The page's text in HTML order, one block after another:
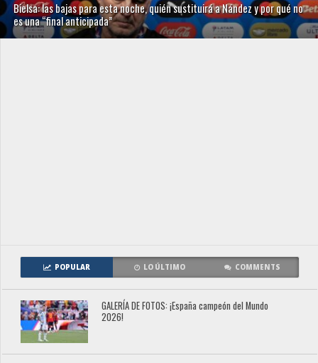
Bielsa: las bajas para esta noche, quién sustituirá a Nández y por qué no
es una “final anticipada”
POPULAR LO ÚLTIMO COMMENTS
GALERÍA DE FOTOS: ¡España campeón del Mundo
2026!